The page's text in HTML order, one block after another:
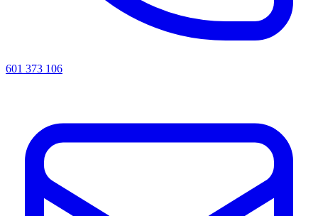
601 373 106